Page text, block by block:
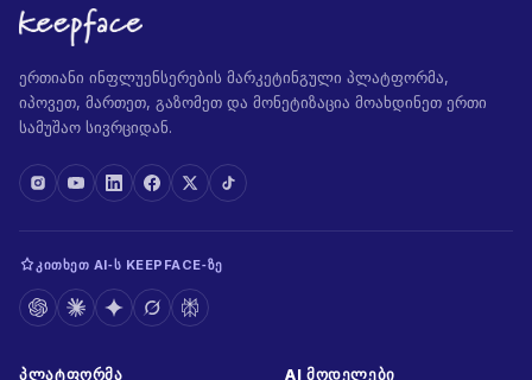
ერთიანი ინფლუენსერების მარკეტინგული პლატფორმა,
იპოვეთ, მართეთ, გაზომეთ და მონეტიზაცია მოახდინეთ ერთი
სამუშაო სივრციდან.
ᲙᲘᲗᲮᲔᲗ AI‑Ს KEEPFACE‑ᲖᲔ
ᲞᲚᲐᲢᲤᲝᲠᲛᲐ AI ᲛᲝᲓᲔᲚᲔᲑᲘ